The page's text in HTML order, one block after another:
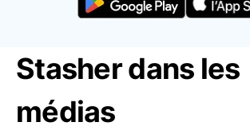
Stasher dans les
médias